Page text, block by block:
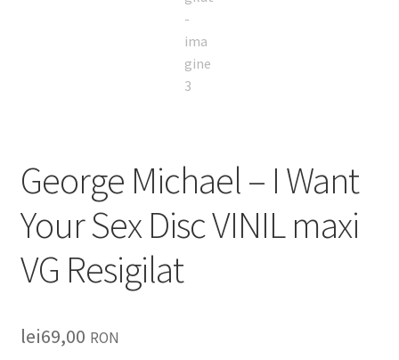
George Michael – I Want
Your Sex Disc VINIL maxi
VG Resigilat
lei69,00 RON